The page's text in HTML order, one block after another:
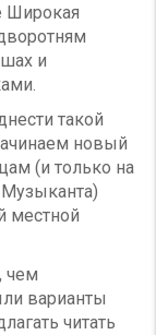
Широкая
и
такой
новый
(и только на
местной
чем
варианты
читать